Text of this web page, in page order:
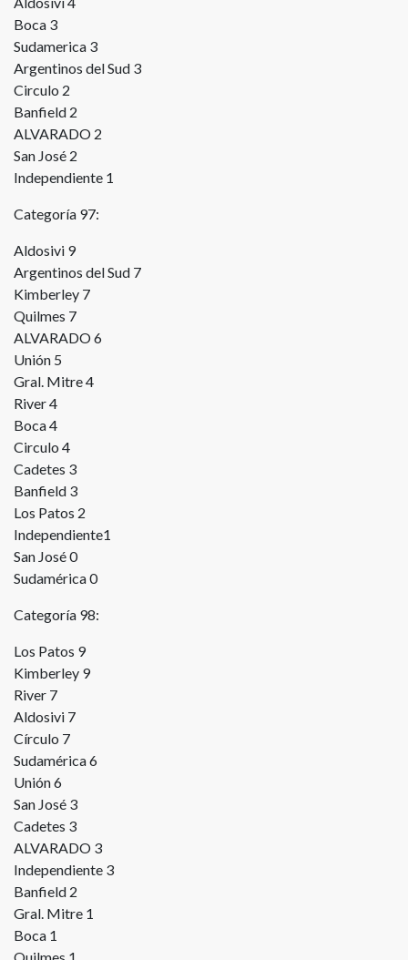
Boca 3
Sudamerica 3
Argentinos del Sud 3
Circulo 2
Banfield 2
ALVARADO 2
San José 2
Independiente 1
Categoría 97:
Aldosivi 9
Argentinos del Sud 7
Kimberley 7
Quilmes 7
ALVARADO 6
Unión 5
Gral. Mitre 4
River 4
Boca 4
Circulo 4
Cadetes 3
Banfield 3
Los Patos 2
Independiente1
San José 0
Sudamérica 0
Categoría 98:
Los Patos 9
Kimberley 9
River 7
Aldosivi 7
Círculo 7
Sudamérica 6
Unión 6
San José 3
Cadetes 3
ALVARADO 3
Independiente 3
Banfield 2
Gral. Mitre 1
Boca 1